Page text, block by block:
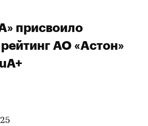
присвоило
АО «Астон»